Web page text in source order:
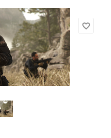
favorite_border